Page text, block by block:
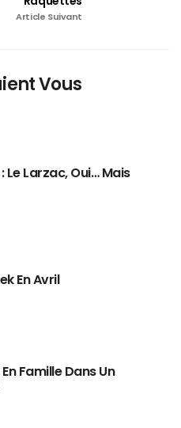
Article Suivant
Vous
Larzac, Oui… Mais
En Avril
Famille Dans Un